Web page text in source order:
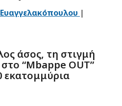
Ευαγγελακόπουλου |
άσος, τη στιγμή
“Mbappe OUT”
εκατομμύρια